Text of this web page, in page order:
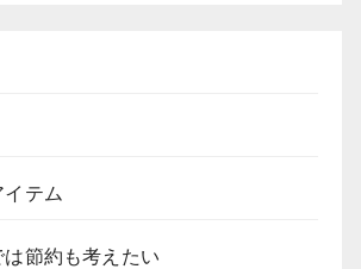
イテム
節約も考えたい